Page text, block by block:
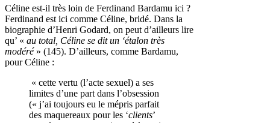
Céline est-il très loin de Ferdinand Bardamu ici ?
Ferdinand est ici comme Céline, bridé. Dans la
biographie d’Henri Godard, on peut d’ailleurs lire
qu’ « au total, Céline se dit un ‘étalon très
modéré» (145). D’ailleurs, comme Bardamu,
pour Céline :
« cette vertu (l’acte sexuel) a ses
limites d’une part dans l’obsession
(« j’ai toujours eu le mépris parfait
des maquereaux pour les ‘clients’